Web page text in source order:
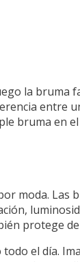
la bruma
entre
bruma en
moda. Las
protege
el día.